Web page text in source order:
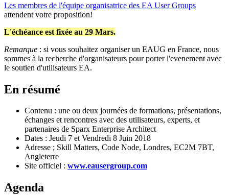
Les membres de l'équipe organisatrice des EA User Groups
attendent votre proposition!
L'échéance est fixée au 29 Mars.
Remarque : si vous souhaitez organiser un EAUG en France, nous
sommes à la recherche d'organisateurs pour porter l'evenement avec
le soutien d'utilisateurs EA.
En résumé
Contenu : une ou deux journées de formations, présentations,
échanges et rencontres avec des utilisateurs, experts, et
partenaires de Sparx Enterprise Architect
Dates : Jeudi 7 et Vendredi 8 Juin 2018
Adresse ; Skill Matters, Code Node, Londres, EC2M 7BT,
Angleterre
Site officiel : www.eausergroup.com
Agenda